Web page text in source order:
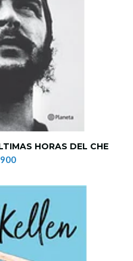
HORAS DEL CHE